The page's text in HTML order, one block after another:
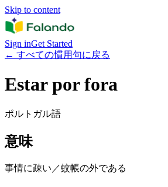
Skip to content
Sign inGet Started
← すべての慣用句に戻る
Estar por fora
ポルトガル語
意味
事情に疎い／蚊帳の外である